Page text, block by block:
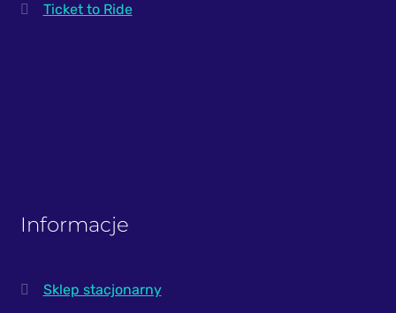
Ticket to Ride
Informacje
Sklep stacjonarny